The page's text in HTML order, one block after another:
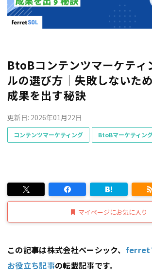
BtoBコンテンツマーケティ
ルの選び方｜失敗しないた
成果を出す秘訣
更新日: 2026年01月22日
コンテンツマーケティング BtoBマーケティン
マイページにお気に入り
この記事は株式会社ベーシック、 ferret
お役立ち記事の転載記事です。